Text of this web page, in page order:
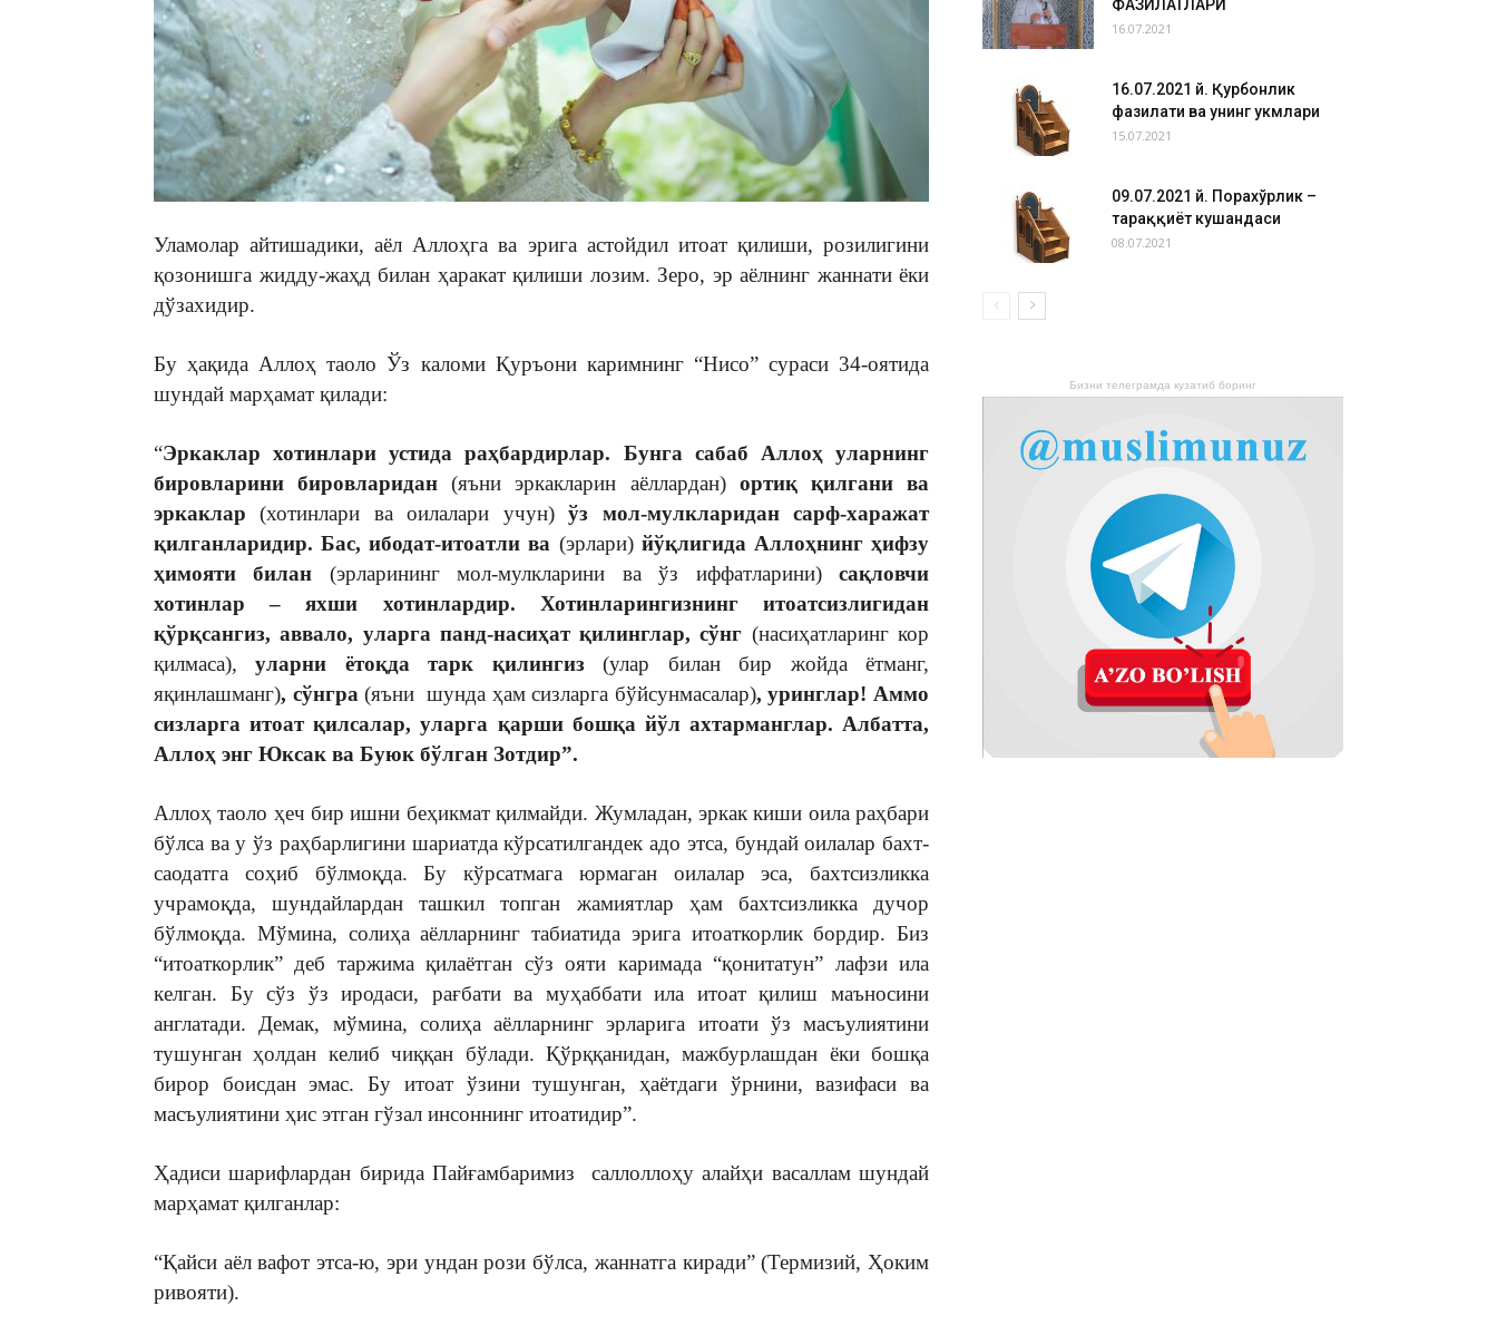
Уламолар айтишадики, аёл Аллоҳга ва эрига астойдил итоат қилиши, розилигини
қозонишга жидду-жаҳд билан ҳаракат қилиши лозим. Зеро, эр аёлнинг жаннати ёки
дўзахидир.
Бу ҳақида Аллоҳ таоло Ўз каломи Қуръони каримнинг “Нисо” сураси 34-оятида
шундай марҳамат қилади:
“Эркаклар хотинлари устида раҳбардирлар. Бунга сабаб Аллоҳ уларнинг
бировларини бировларидан(яъни эркакларин аёллардан)ортиқ қилгани ва
эркаклар(хотинлари ва оилалари учун)ўз мол-мулкларидан сарф-харажат
қилганларидир. Бас, ибодат-итоатли ва (эрлари)йўқлигида Аллоҳнинг ҳифзу
ҳимояти билан (эрларининг мол-мулкларини ва ўз иффатларини)сақловчи
хотинлар – яхши хотинлардир. Хотинларингизнинг итоатсизлигидан
қўрқсангиз, аввало, уларга панд-насиҳат қилинглар, сўнг (насиҳатларинг кор
қилмаса), уларни ётоқда тарк қилингиз(улар билан бир жойда ётманг,
яқинлашманг), сўнгра(яъни шунда ҳам сизларга бўйсунмасалар), уринглар! Аммо
сизларга итоат қилсалар, уларга қарши бошқа йўл ахтарманглар. Албатта,
Аллоҳ энг Юксак ва Буюк бўлган Зотдир”.
Аллоҳ таоло ҳеч бир ишни беҳикмат қилмайди. Жумладан, эркак киши оила раҳбари
бўлса ва у ўз раҳбарлигини шариатда кўрсатилгандек адо этса, бундай оилалар бахт-
саодатга соҳиб бўлмоқда. Бу кўрсатмага юрмаган оилалар эса, бахтсизликка
учрамоқда, шундайлардан ташкил топган жамиятлар ҳам бахтсизликка дучор
бўлмоқда. Мўмина, солиҳа аёлларнинг табиатида эрига итоаткорлик бордир. Биз
“итоаткорлик” деб таржима қилаётган сўз ояти каримада “қонитатун” лафзи ила
келган. Бу сўз ўз иродаси, рағбати ва муҳаббати ила итоат қилиш маъносини
англатади. Демак, мўмина, солиҳа аёлларнинг эрларига итоати ўз масъулиятини
тушунган ҳолдан келиб чиққан бўлади. Қўрққанидан, мажбурлашдан ёки бошқа
бирор боисдан эмас. Бу итоат ўзини тушунган, ҳаётдаги ўрнини, вазифаси ва
масъулиятини ҳис этган гўзал инсоннинг итоатидир”.
Ҳадиси шарифлардан бирида Пайғамбаримиз саллоллоҳу алайҳи васаллам шундай
марҳамат қилганлар:
“Қайси аёл вафот этса-ю, эри ундан рози бўлса, жаннатга киради” (Термизий, Ҳоким
ривояти).
ФАЗИЛАТЛАРИ
16.07.2021
16.07.2021 й. Қурбонлик
фазилати ва унинг ҳукмлари
15.07.2021
09.07.2021 й. Порахўрлик –
тараққиёт кушандаси
08.07.2021
Бизни телеграмда кузатиб боринг